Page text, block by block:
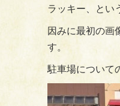
ラッキー、とい
因みに最初の画
す。
駐車場について